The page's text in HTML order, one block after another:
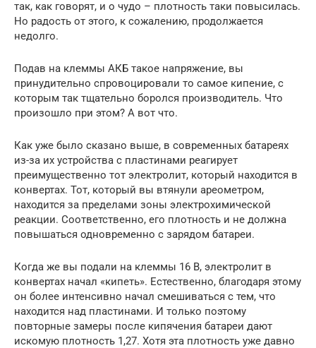
так, как говорят, и о чудо – плотность таки повысилась.
Но радость от этого, к сожалению, продолжается
недолго.
Подав на клеммы АКБ такое напряжение, вы
принудительно спровоцировали то самое кипение, с
которым так тщательно боролся производитель. Что
произошло при этом? А вот что.
Как уже было сказано выше, в современных батареях
из-за их устройства с пластинами реагирует
преимущественно тот электролит, который находится в
конвертах. Тот, который вы втянули ареометром,
находится за пределами зоны электрохимической
реакции. Соответственно, его плотность и не должна
повышаться одновременно с зарядом батареи.
Когда же вы подали на клеммы 16 В, электролит в
конвертах начал «кипеть». Естественно, благодаря этому
он более интенсивно начал смешиваться с тем, что
находится над пластинами. И только поэтому
повторные замеры после кипячения батареи дают
искомую плотность 1,27. Хотя эта плотность уже давно